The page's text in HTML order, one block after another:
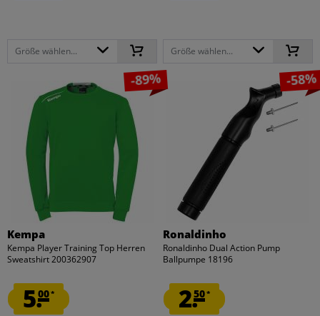
Größe wählen... Größe wählen...
-89%
Kempa
Kempa Player Training Top Herren
Sweatshirt 200362907
5.00*
-58%
Ronaldinho
Ronaldinho Dual Action Pump
Ballpumpe 18196
2.50*